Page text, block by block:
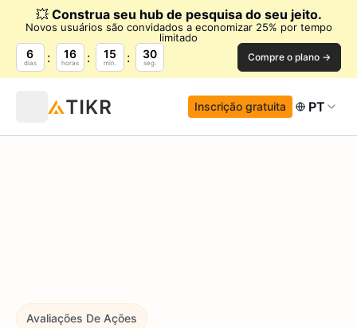
💥 Construa seu hub de pesquisa do seu jeito.
Novos usuários são convidados a economizar 25% por tempo
limitado
6
dias
16
horas
15
min.
29
seg. Compre o plano →
Inscrição gratuita PT
Avaliações De Ações